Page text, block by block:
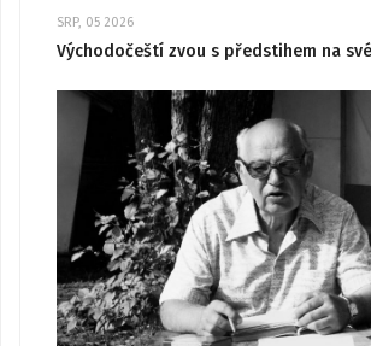
SRP, 05 2026
Východočeští zvou s předstihem na